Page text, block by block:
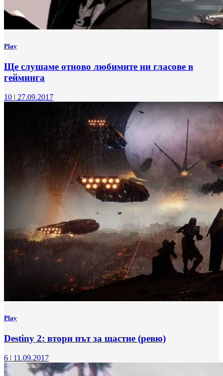
Play
Ще слушаме отново любимите ни гласове в
гейминга
10 | 27.09.2017
Play
Destiny 2: втори път за щастие (ревю)
6 | 11.09.2017